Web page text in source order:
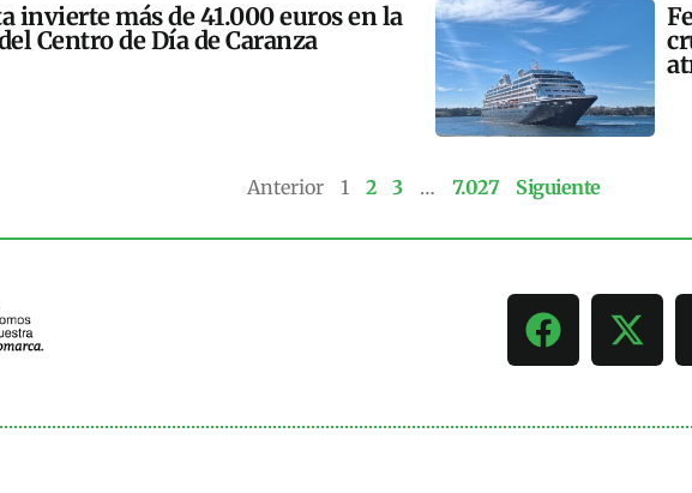
invierte más de 41.000 euros en la
Centro de Día de Caranza
Anterior 1 2 3 … 7.027 Siguiente